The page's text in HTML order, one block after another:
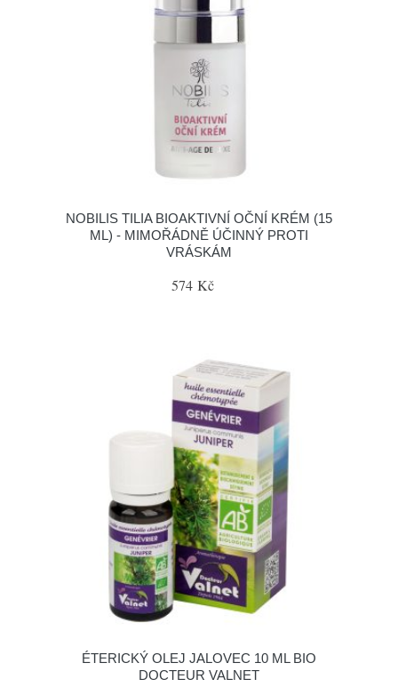
NOBILIS TILIA BIOAKTIVNÍ OČNÍ KRÉM (15
ML) - MIMOŘÁDNĚ ÚČINNÝ PROTI
VRÁSKÁM
574 Kč
ÉTERICKÝ OLEJ JALOVEC 10 ML BIO
DOCTEUR VALNET